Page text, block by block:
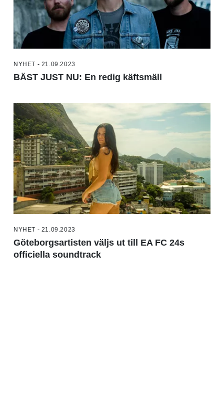
NYHET - 21.09.2023
BÄST JUST NU: En redig käftsmäll
NYHET - 21.09.2023
Göteborgsartisten väljs ut till EA FC 24s
officiella soundtrack